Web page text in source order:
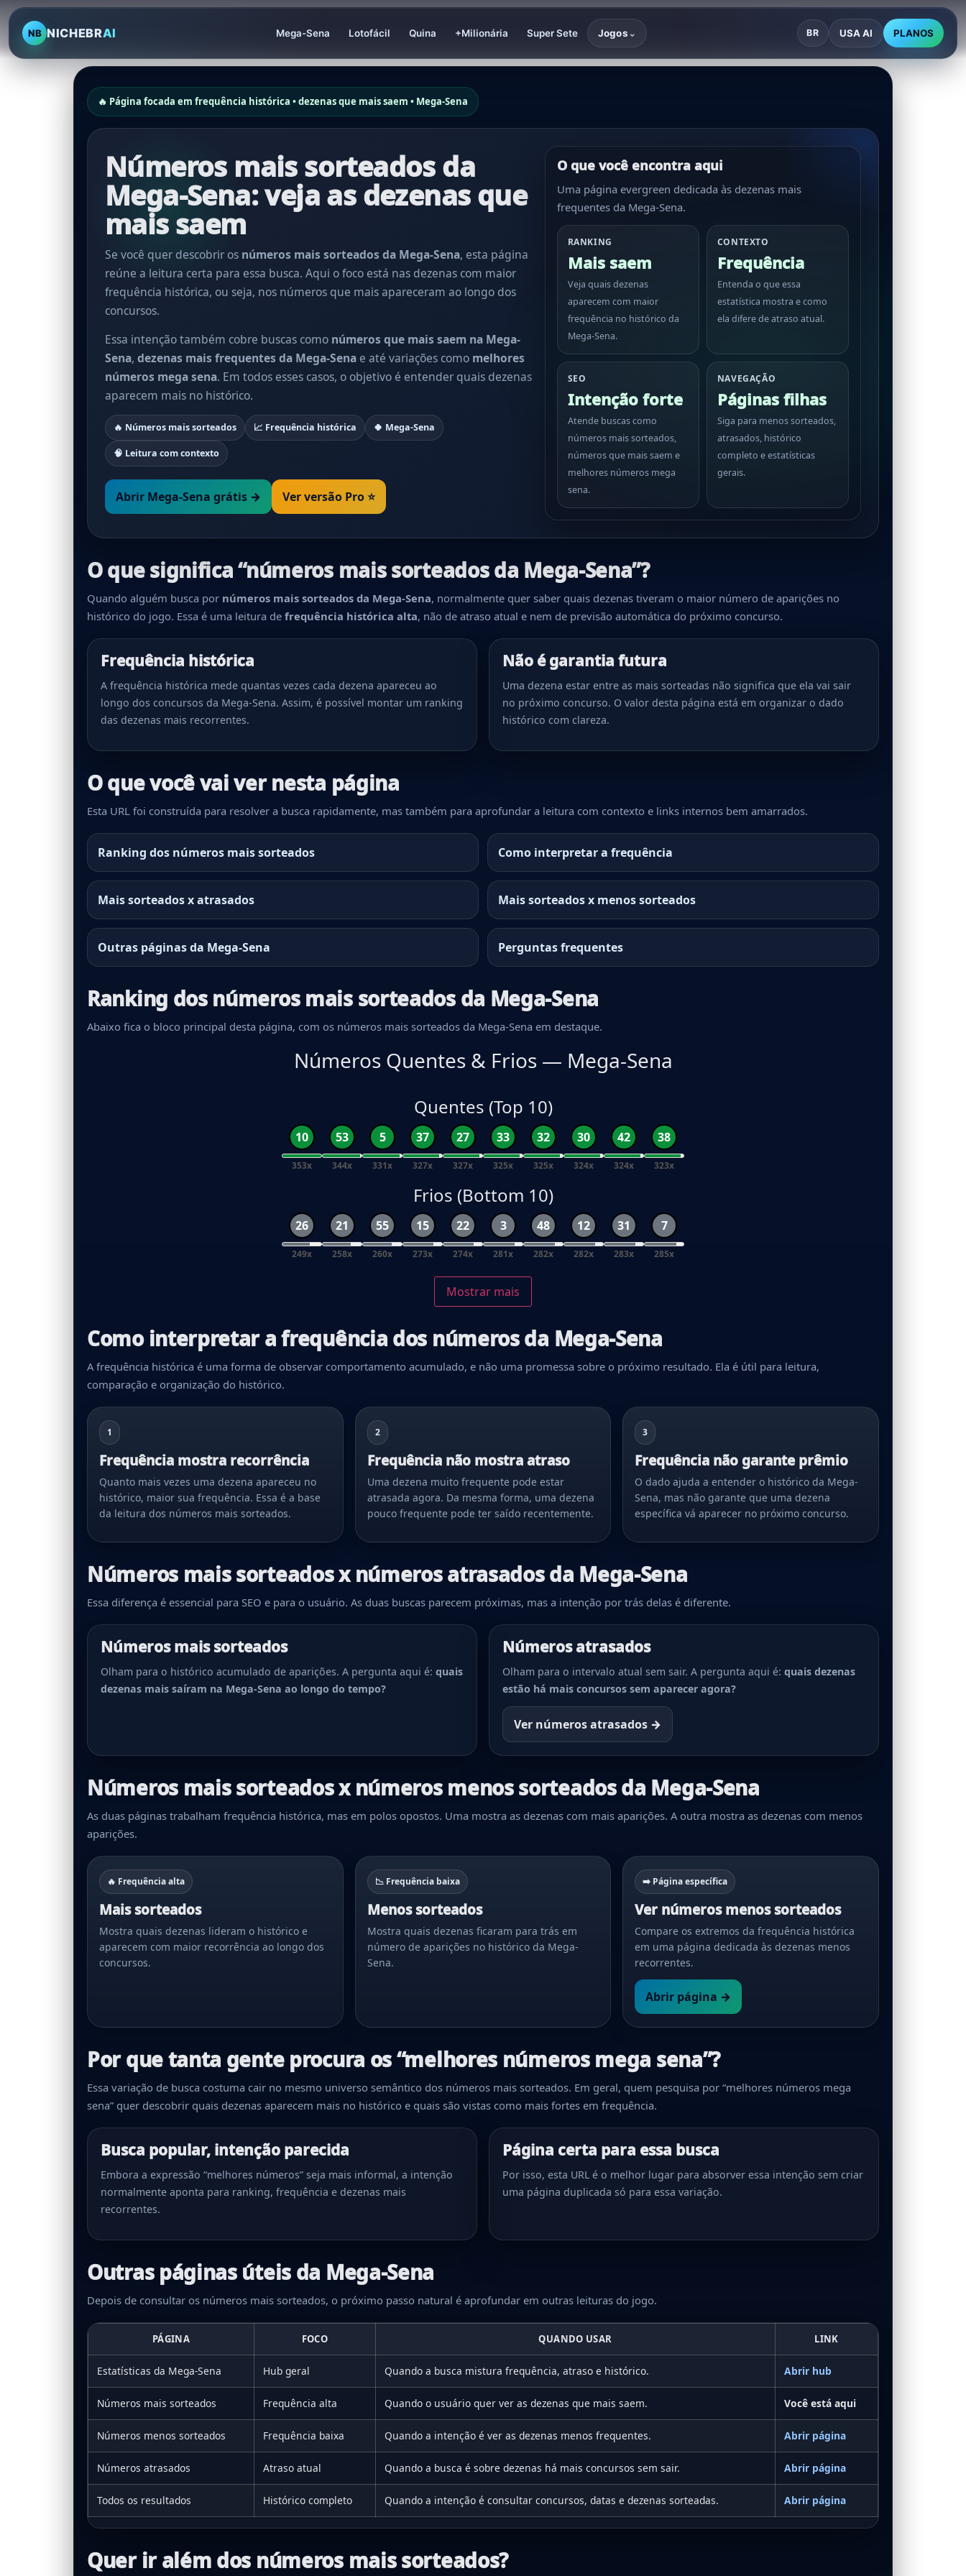
NB NICHEBRAI Mega-Sena Lotofácil Quina +Milionária Super Sete Jogos ⌄ BR USA AI PLANOS
🔥 Página focada em frequência histórica • dezenas que mais saem • Mega-Sena
Números mais sorteados da
Mega-Sena: veja as dezenas que
mais saem
Se você quer descobrir os números mais sorteados da Mega-Sena, esta página
reúne a leitura certa para essa busca. Aqui o foco está nas dezenas com maior
frequência histórica, ou seja, nos números que mais apareceram ao longo dos
concursos.
Essa intenção também cobre buscas como números que mais saem na Mega-
Sena, dezenas mais frequentes da Mega-Sena e até variações como melhores
números mega sena. Em todos esses casos, o objetivo é entender quais dezenas
aparecem mais no histórico.
🔥 Números mais sorteados 📈 Frequência histórica 🍀 Mega-Sena
🧠 Leitura com contexto
Abrir Mega-Sena grátis → Ver versão Pro ⭐
O que você encontra aqui
Uma página evergreen dedicada às dezenas mais
frequentes da Mega-Sena.
RANKING
Mais saem
Veja quais dezenas
aparecem com maior
frequência no histórico da
Mega-Sena.
CONTEXTO
Frequência
Entenda o que essa
estatística mostra e como
ela difere de atraso atual.
SEO
Intenção forte
Atende buscas como
números mais sorteados,
números que mais saem e
melhores números mega
sena.
NAVEGAÇÃO
Páginas filhas
Siga para menos sorteados,
atrasados, histórico
completo e estatísticas
gerais.
O que significa “números mais sorteados da Mega-Sena”?
Quando alguém busca por números mais sorteados da Mega-Sena, normalmente quer saber quais dezenas tiveram o maior número de aparições no
histórico do jogo. Essa é uma leitura de frequência histórica alta, não de atraso atual e nem de previsão automática do próximo concurso.
Frequência histórica
A frequência histórica mede quantas vezes cada dezena apareceu ao
longo dos concursos da Mega-Sena. Assim, é possível montar um ranking
das dezenas mais recorrentes.
Não é garantia futura
Uma dezena estar entre as mais sorteadas não significa que ela vai sair
no próximo concurso. O valor desta página está em organizar o dado
histórico com clareza.
O que você vai ver nesta página
Esta URL foi construída para resolver a busca rapidamente, mas também para aprofundar a leitura com contexto e links internos bem amarrados.
Ranking dos números mais sorteados Como interpretar a frequência
Mais sorteados x atrasados Mais sorteados x menos sorteados
Outras páginas da Mega-Sena Perguntas frequentes
Ranking dos números mais sorteados da Mega-Sena
Abaixo fica o bloco principal desta página, com os números mais sorteados da Mega-Sena em destaque.
Números Quentes & Frios — Mega-Sena
Quentes (Top 10)
10
353x
53
344x
5
331x
37
327x
27
327x
33
325x
32
325x
30
324x
42
324x
38
323x
Frios (Bottom 10)
26
249x
21
258x
55
260x
15
273x
22
274x
3
281x
48
282x
12
282x
31
283x
7
285x
Mostrar mais
Como interpretar a frequência dos números da Mega-Sena
A frequência histórica é uma forma de observar comportamento acumulado, e não uma promessa sobre o próximo resultado. Ela é útil para leitura,
comparação e organização do histórico.
1
Frequência mostra recorrência
Quanto mais vezes uma dezena apareceu no
histórico, maior sua frequência. Essa é a base
da leitura dos números mais sorteados.
2
Frequência não mostra atraso
Uma dezena muito frequente pode estar
atrasada agora. Da mesma forma, uma dezena
pouco frequente pode ter saído recentemente.
3
Frequência não garante prêmio
O dado ajuda a entender o histórico da Mega-
Sena, mas não garante que uma dezena
específica vá aparecer no próximo concurso.
Números mais sorteados x números atrasados da Mega-Sena
Essa diferença é essencial para SEO e para o usuário. As duas buscas parecem próximas, mas a intenção por trás delas é diferente.
Números mais sorteados
Olham para o histórico acumulado de aparições. A pergunta aqui é: quais
dezenas mais saíram na Mega-Sena ao longo do tempo?
Números atrasados
Olham para o intervalo atual sem sair. A pergunta aqui é: quais dezenas
estão há mais concursos sem aparecer agora?
Ver números atrasados →
Números mais sorteados x números menos sorteados da Mega-Sena
As duas páginas trabalham frequência histórica, mas em polos opostos. Uma mostra as dezenas com mais aparições. A outra mostra as dezenas com menos
aparições.
🔥 Frequência alta
Mais sorteados
Mostra quais dezenas lideram o histórico e
aparecem com maior recorrência ao longo dos
concursos.
📉 Frequência baixa
Menos sorteados
Mostra quais dezenas ficaram para trás em
número de aparições no histórico da Mega-
Sena.
➡️ Página específica
Ver números menos sorteados
Compare os extremos da frequência histórica
em uma página dedicada às dezenas menos
recorrentes.
Abrir página →
Por que tanta gente procura os “melhores números mega sena”?
Essa variação de busca costuma cair no mesmo universo semântico dos números mais sorteados. Em geral, quem pesquisa por “melhores números mega
sena” quer descobrir quais dezenas aparecem mais no histórico e quais são vistas como mais fortes em frequência.
Busca popular, intenção parecida
Embora a expressão “melhores números” seja mais informal, a intenção
normalmente aponta para ranking, frequência e dezenas mais
recorrentes.
Página certa para essa busca
Por isso, esta URL é o melhor lugar para absorver essa intenção sem criar
uma página duplicada só para essa variação.
Outras páginas úteis da Mega-Sena
Depois de consultar os números mais sorteados, o próximo passo natural é aprofundar em outras leituras do jogo.
PÁGINA FOCO QUANDO USAR LINK
Estatísticas da Mega-Sena Hub geral Quando a busca mistura frequência, atraso e histórico. Abrir hub
Números mais sorteados Frequência alta Quando o usuário quer ver as dezenas que mais saem. Você está aqui
Números menos sorteados Frequência baixa Quando a intenção é ver as dezenas menos frequentes. Abrir página
Números atrasados Atraso atual Quando a busca é sobre dezenas há mais concursos sem sair. Abrir página
Todos os resultados Histórico completo Quando a intenção é consultar concursos, datas e dezenas sorteadas. Abrir página
Quer ir além dos números mais sorteados?